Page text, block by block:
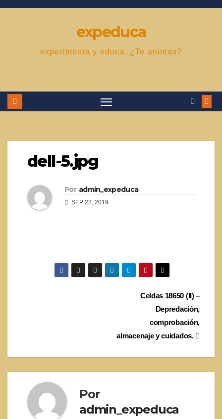
Saltar
expeduca
experimenta y educa. ¿Te animas?
dell-5.jpg
Por admin_expeduca
SEP 22, 2019
Celdas 18650 (II) –
Depredación,
comprobación,
almacenaje y cuidados.
Por
admin_expeduca